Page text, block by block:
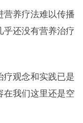
营养疗法难以传播
乎还没有营养治疗
疗观念和实践已是
在我们这里还是空